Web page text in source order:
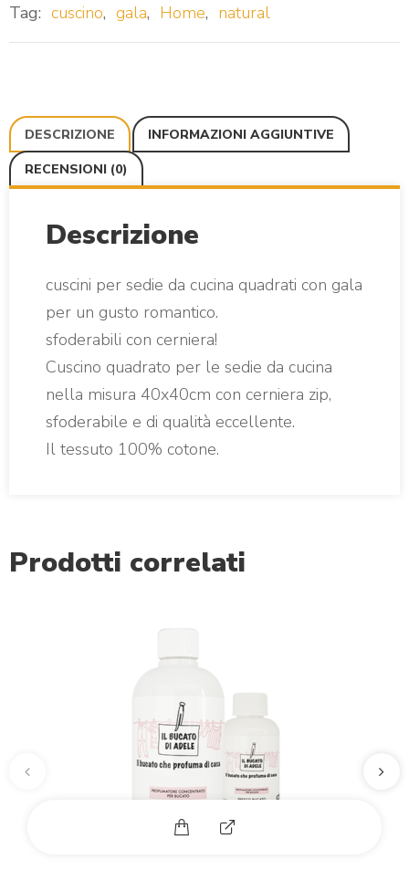
Tag: cuscino, gala, Home, natural
DESCRIZIONE
INFORMAZIONI AGGIUNTIVE
RECENSIONI (0)
Descrizione
cuscini per sedie da cucina quadrati con gala
per un gusto romantico.
sfoderabili con cerniera!
Cuscino quadrato per le sedie da cucina
nella misura 40x40cm con cerniera zip,
sfoderabile e di qualità eccellente.
Il tessuto 100% cotone.
Prodotti correlati
Questo prodotto ha più
E